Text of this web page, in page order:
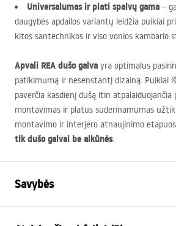
Universalumas ir plati spalvų gama –
daugybės apdailos variantų leidžia puikiai
kitos santechnikos ir viso vonios kambario
Apvali REA dušo galva yra optimalus
patikimumą ir nesenstantį dizainą. Puikiai
paverčia kasdienį dušą itin
montavimas ir platus suderinamumas
montavimo ir interjero atnaujinimo
tik dušo galvai be alkūnės.
Savybės